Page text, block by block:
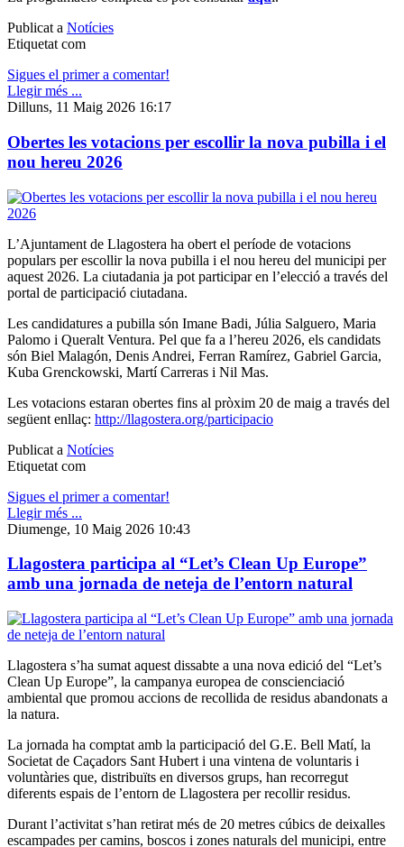
Publicat a Notícies
Etiquetat com
Sigues el primer a comentar!
Llegir més ...
Dilluns, 11 Maig 2026 16:17
Obertes les votacions per escollir la nova pubilla i el
nou hereu 2026
L’Ajuntament de Llagostera ha obert el període de votacions
populars per escollir la nova pubilla i el nou hereu del municipi per
aquest 2026. La ciutadania ja pot participar en l’elecció a través del
portal de participació ciutadana.
Les candidatures a pubilla són Imane Badi, Júlia Salguero, Maria
Palomo i Queralt Ventura. Pel que fa a l’hereu 2026, els candidats
són Biel Malagón, Denis Andrei, Ferran Ramírez, Gabriel Garcia,
Kuba Grenckowski, Martí Carreras i Nil Mas.
Les votacions estaran obertes fins al pròxim 20 de maig a través del
següent enllaç: http://llagostera.org/participacio
Publicat a Notícies
Etiquetat com
Sigues el primer a comentar!
Llegir més ...
Diumenge, 10 Maig 2026 10:43
Llagostera participa al “Let’s Clean Up Europe”
amb una jornada de neteja de l’entorn natural
Llagostera s’ha sumat aquest dissabte a una nova edició del “Let’s
Clean Up Europe”, la campanya europea de conscienciació
ambiental que promou accions de recollida de residus abandonats a
la natura.
La jornada ha comptat amb la participació del G.E. Bell Matí, la
Societat de Caçadors Sant Hubert i una vintena de voluntaris i
voluntàries que, distribuïts en diversos grups, han recorregut
diferents espais de l’entorn de Llagostera per recollir residus.
Durant l’activitat s’han retirat més de 20 metres cúbics de deixalles
escampades per camins, boscos i zones naturals del municipi, entre